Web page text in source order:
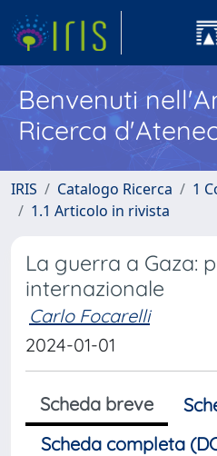
Benvenuti
Ricerca
IRIS Catalogo Ricerca
1
1.1 Articolo in rivista
La guerra a Gaza:
internazionale
Carlo Focarelli
2024-01-01
Scheda breve
Scheda completa